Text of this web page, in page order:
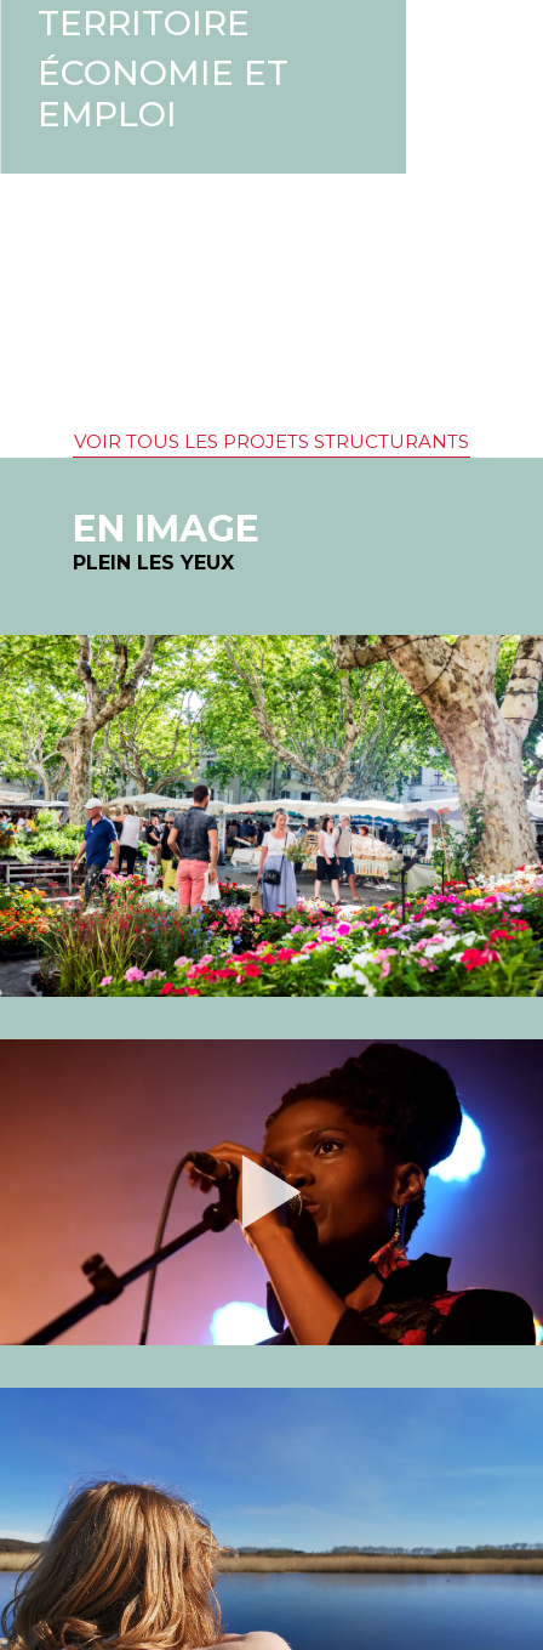
TERRITOIRE
ÉCONOMIE ET
EMPLOI
VOIR TOUS LES PROJETS STRUCTURANTS
EN IMAGE
PLEIN LES YEUX